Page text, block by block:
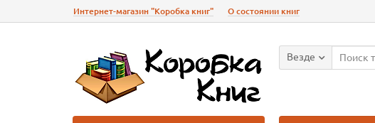
Интернет-магазин "Коробка книг" О состоянии книг
Везде